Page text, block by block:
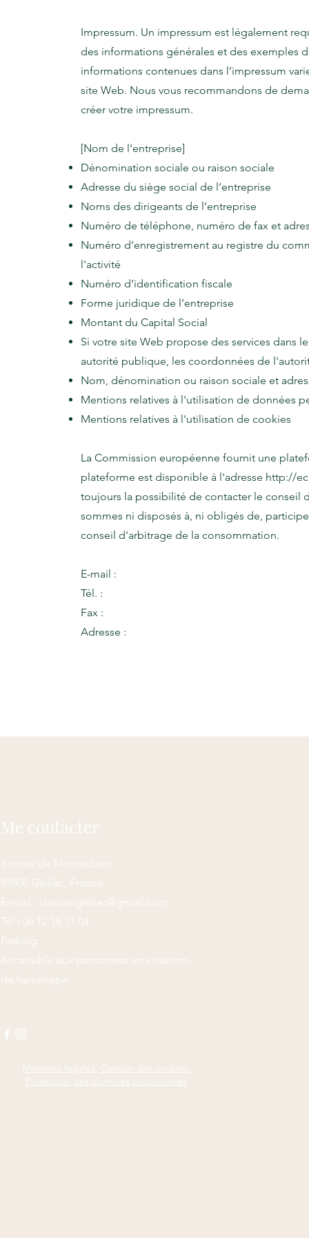
Impressum. Un impressum est légalement
des informations générales et des exemples
informations contenues dans l’impressum
site Web. Nous vous recommandons de
créer votre impressum.
[Nom de l'entreprise]
Dénomination sociale ou raison sociale
Adresse du siège social de l’entreprise
Noms des dirigeants de l’entreprise
Numéro de téléphone, numéro de fax et
Numéro d’enregistrement au registre du
l'activité
Numéro d’identification fiscale
Forme juridique de l’entreprise
Montant du Capital Social
Si votre site Web propose des services dans
autorité publique, les coordonnées de
Nom, dénomination ou raison sociale et
Mentions relatives à l'utilisation de données
Mentions relatives à l'utilisation de cookies
La Commission européenne fournit une
plateforme est disponible à l'adresse http://
toujours la possibilité de contacter le conseil
sommes ni disposés à, ni obligés de,
conseil d'arbitrage de la consommation.
E-mail :
Tél. :
Fax :
Adresse :
Me contacter
3 route de Montauban
81600 Gaillac, France
E-mail : clarissegrelier@gmail.com
Tél : 06 12 18 11 04
Parking
Accessible aux personnes en situation
de handicape
Mentions légales, Gestion des cookies,
Protection des données personnelles